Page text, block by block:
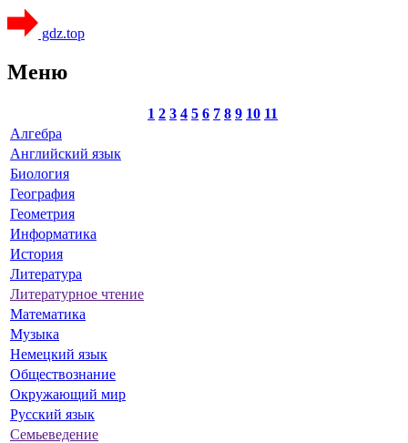
gdz.top
Меню
1 2 3 4 5 6 7 8 9 10 11
Алгебра
Английский язык
Биология
География
Геометрия
Информатика
История
Литература
Литературное чтение
Математика
Музыка
Немецкий язык
Обществознание
Окружающий мир
Русский язык
Семьеведение